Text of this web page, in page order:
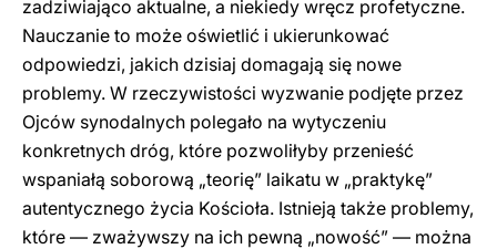
zadziwiająco aktualne, a niekiedy wręcz profetyczne.
Nauczanie to może oświetlić i ukierunkować
odpowiedzi, jakich dzisiaj domagają się nowe
problemy. W rzeczywistości wyzwanie podjęte przez
Ojców synodalnych polegało na wytyczeniu
konkretnych dróg, które pozwoliłyby przenieść
wspaniałą soborową „teorię” laikatu w „praktykę”
autentycznego życia Kościoła. Istnieją także problemy,
które — zważywszy na ich pewną „nowość” — można